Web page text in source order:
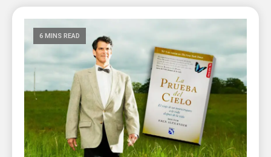
6 MINS READ